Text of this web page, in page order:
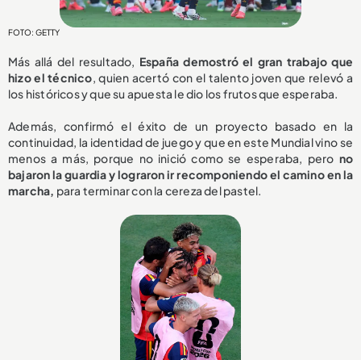
FOTO: GETTY
Más allá del resultado, España demostró el gran trabajo que
hizo el técnico, quien acertó con el talento joven que relevó a
los históricos y que su apuesta le dio los frutos que esperaba.
Además, confirmó el éxito de un proyecto basado en la
continuidad, la identidad de juego y que en este Mundial vino se
menos a más, porque no inició como se esperaba, pero no
bajaron la guardia y lograron ir recomponiendo el camino en la
marcha, para terminar con la cereza del pastel.